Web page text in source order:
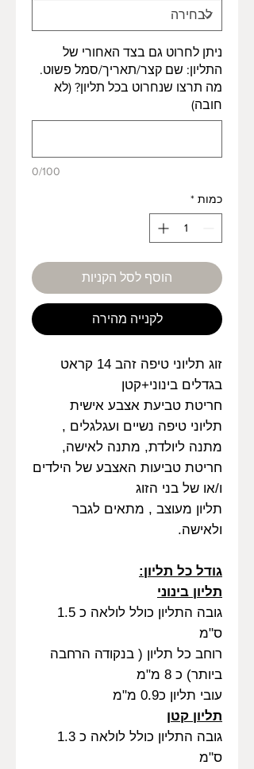
ניתן לחרוט גם בצד האחורי של
התליון: שם קצר/תאריך/סמל פשוט.
מה תרצו שנחרוט בכל תליון? (לא
חובה)
0/100
כמות *
הוסף לסל הקניות
לקנייה מהירה
זוג תליוני טיפה זהב 14 קראט
בגדלים בינוני+קטן
חריטת טביעת אצבע אישית
תליוני טיפה נשיים ועגלגלים ,
מתנה ליולדת, מתנה לאישה,
חריטת טביעות האצבע של הילדים
ו/או של בני הזוג
תליון מעוצב , מתאים לגבר
ולאישה.
גודל כל תליון:
תליון בינוני
גובה התליון כולל לולאה כ 1.5
ס"מ
רוחב כל תליון ( בנקודה הרחבה
ביותר) כ 8 מ"מ
עובי תליון כ0.9 מ"מ
תליון קטן
גובה התליון כולל לולאה כ 1.3
ס"מ